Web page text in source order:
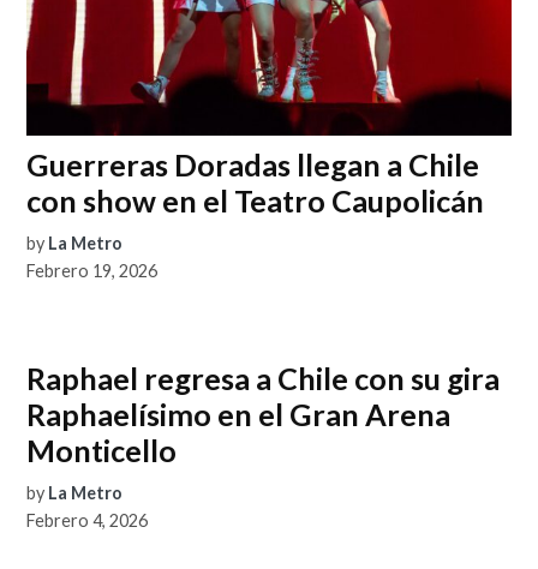
Guerreras Doradas llegan a Chile
con show en el Teatro Caupolicán
by La Metro
Febrero 19, 2026
Raphael regresa a Chile con su gira
Raphaelísimo en el Gran Arena
Monticello
by La Metro
Febrero 4, 2026